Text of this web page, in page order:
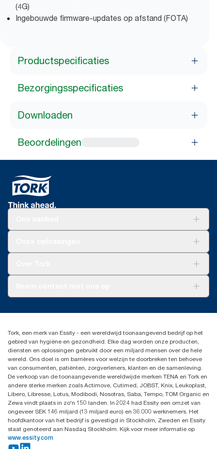
(4G)
Ingebouwde firmware-updates op afstand (FOTA)
Productspecificaties
Bezorgingsspecificaties
Downloaden
Beoordelingen
Dispenserklacht
02 766 05 30
Essity Belgium NV
Berkenlaan 8B
1831 MACHELEN
Tork, een merk van Essity - een wereldwijd toonaangevend bedrijf op het
gebied van hygiëne en gezondheid. Elke dag worden onze producten,
diensten en oplossingen gebruikt door een miljard mensen over de hele
wereld. Ons doel is om barrières voor welzijn te doorbreken ten behoeve
van consumenten, patiënten, zorgverleners, klanten en de samenleving.
De verkoop van de toonaangevende wereldwijde merken TENA en Tork en
andere sterke merken zoals Actimove, Cutimed, JOBST, Knix, Leukoplast,
Libero, Libresse, Lotus, Modibodi, Nosotras, Saba, Tempo, TOM Organic en
Zewa vindt plaats in zo'n 150 landen. In 2024 had Essity een omzet van
ongeveer SEK 146 miljard (13 miljard euro) en 36.000 werknemers. Het
hoofdkantoor van het bedrijf is gevestigd in Stockholm, Zweden en Essity
staat genoteerd aan Nasdaq Stockholm. Kijk voor meer informatie op
www.essity.com